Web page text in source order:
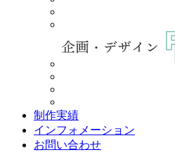
制作実績
インフォメーション
お問い合わせ